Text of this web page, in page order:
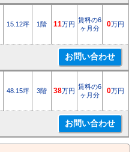
15.12坪 1階 11万円
賃料の6
ヶ月分
0万円
48.15坪 3階 38万円
賃料の6
ヶ月分
0万円